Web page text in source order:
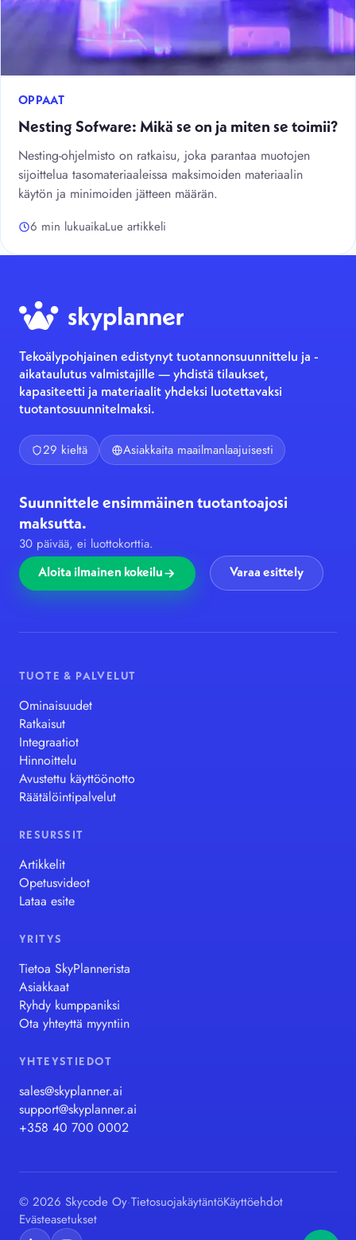
OPPAAT
Nesting Sofware: Mikä se on ja miten se toimii?
Nesting-ohjelmisto on ratkaisu, joka parantaa muotojen
sijoittelua tasomateriaaleissa maksimoiden materiaalin
käytön ja minimoiden jätteen määrän.
6 min lukuaikaLue artikkeli
Tekoälypohjainen edistynyt tuotannonsuunnittelu ja -
aikataulutus valmistajille — yhdistä tilaukset,
kapasiteetti ja materiaalit yhdeksi luotettavaksi
tuotantosuunnitelmaksi.
29 kieltä Asiakkaita maailmanlaajuisesti
Suunnittele ensimmäinen tuotantoajosi
maksutta.
30 päivää, ei luottokorttia.
Aloita ilmainen kokeilu Varaa esittely
TUOTE & PALVELUT
Ominaisuudet
Ratkaisut
Integraatiot
Hinnoittelu
Avustettu käyttöönotto
Räätälöintipalvelut
RESURSSIT
Artikkelit
Opetusvideot
Lataa esite
YRITYS
Tietoa SkyPlannerista
Asiakkaat
Ryhdy kumppaniksi
Ota yhteyttä myyntiin
YHTEYSTIEDOT
sales@skyplanner.ai
support@skyplanner.ai
+358 40 700 0002
© 2026 Skycode Oy·TietosuojakäytäntöKäyttöehdot
Evästeasetukset